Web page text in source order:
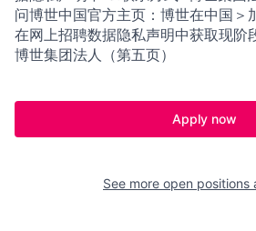
问博世中国官方主页：博世在中国＞
在网上招聘数据隐私声明中获取现阶
博世集团法人（第五页）
Apply now
See more open positions